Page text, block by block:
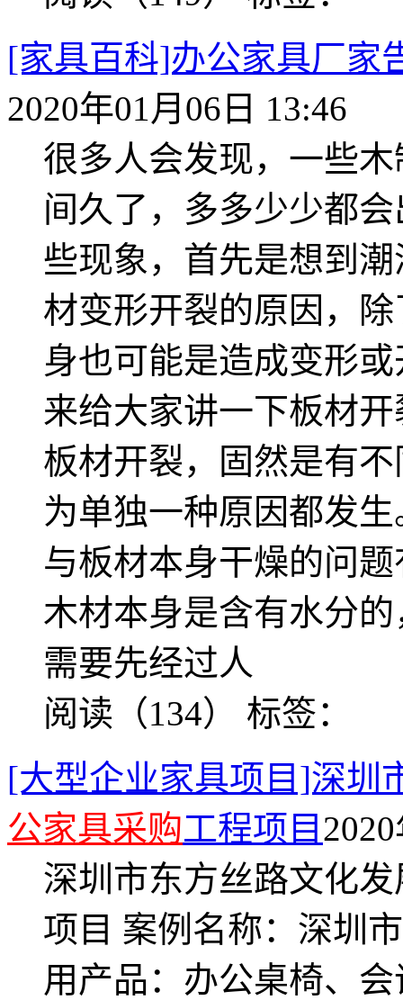
[家具百科]办公家具厂家
2020年01月06日 13:46
很多人会发现，一些
间久了，多多少少都
些现象，首先是想到
材变形开裂的原因，
身也可能是造成变形
来给大家讲一下板材
板材开裂，固然是有
为单独一种原因都发
与板材本身干燥的问
木材本身是含有水分
需要先经过人
阅读（134） 标签：
[大型企业家具项目]深圳
公家具采购工程项目
深圳市东方丝路文化
项目 案例名称：深圳
用产品：办公桌椅、